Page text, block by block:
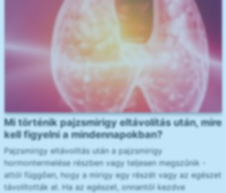
Mi történik pajzsmirigy eltávolítás után, mire
kell figyelni a mindennapokban?
Pajzsmirigy eltávolítás után a pajzsmirigy
hormontermelése részben vagy teljesen megszűnik -
attól függően, hogy a mirigy egy részét vagy az egészet
távolították el. Ha az egészet, onnantól kezdve